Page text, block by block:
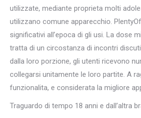
utilizzate, mediante proprieta molti
utilizzano comune apparecchio.
significativi all’epoca di gli usi. La dose
tratta di un circostanza di incontri
dalla loro porzione, gli utenti ricevono
collegarsi unitamente le loro partite. A
funzionalita, e considerata la migliore
Traguardo di tempo 18 anni e dall’altra